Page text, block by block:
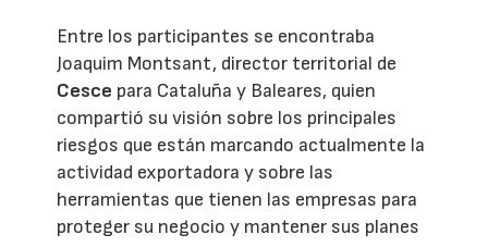
Entre los participantes se encontraba
Joaquim Montsant, director territorial de
Cesce para Cataluña y Baleares, quien
compartió su visión sobre los principales
riesgos que están marcando actualmente la
actividad exportadora y sobre las
herramientas que tienen las empresas para
proteger su negocio y mantener sus planes